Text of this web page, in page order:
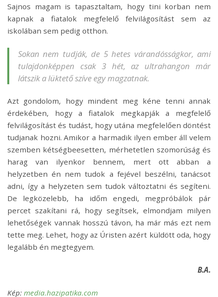
Sajnos magam is tapasztaltam, hogy tini korban nem
kapnak a fiatalok megfelelő felvilágosítást sem az
iskolában sem pedig otthon.
Sokan nem tudják, de 5 hetes várandósságkor, ami
tulajdonképpen csak 3 hét, az ultrahangon már
látszik a lüktető szíve egy magzatnak.
Azt gondolom, hogy mindent meg kéne tenni annak
érdekében, hogy a fiatalok megkapják a megfelelő
felvilágosítást és tudást, hogy utána megfelelően döntést
tudjanak hozni. Amikor a harmadik ilyen ember áll velem
szemben kétségbeesetten, mérhetetlen szomorúság és
harag van ilyenkor bennem, mert ott abban a
helyzetben én nem tudok a fejével beszélni, tanácsot
adni, így a helyzeten sem tudok változtatni és segíteni.
De legközelebb, ha időm engedi, megpróbálok pár
percet szakítani rá, hogy segítsek, elmondjam milyen
lehetőségek vannak hosszú távon, ha már más ezt nem
tette meg. Lehet, hogy az Úristen azért küldött oda, hogy
legalább én megtegyem.
B.A.
Kép: media.hazipatika.com